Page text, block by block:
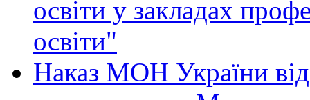
освіти у закладах
освіти"
Наказ МОН України